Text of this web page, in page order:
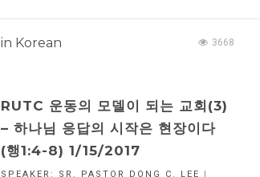
in Korean 3668
RUTC 운동의 모델이 되는 교회(3)
– 하나님 응답의 시작은 현장이다
(행1:4-8) 1/15/2017
SPEAKER: SR. PASTOR DONG C. LEE
|